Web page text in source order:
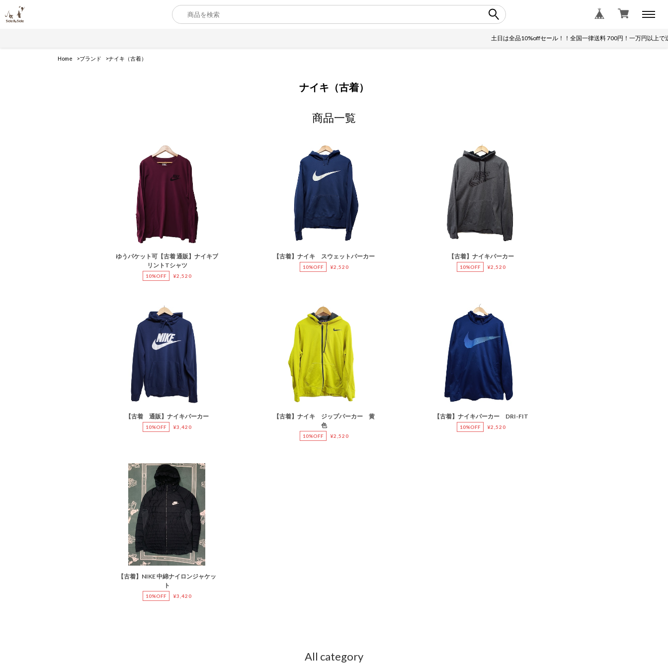
土日は全品10%offセール！！全国一律送料 700円！一万円以上で送
Home ブランド ナイキ（古着）
ナイキ（古着）
商品一覧
ゆうパケット可【古着 通販】ナイキプ
リントTシャツ
10%OFF ¥2,520
【古着】ナイキ スウェットパーカー
10%OFF ¥2,520
【古着】ナイキパーカー
10%OFF ¥2,520
【古着 通販】ナイキパーカー
10%OFF ¥3,420
【古着】ナイキ ジップパーカー 黄
色
10%OFF ¥2,520
【古着】ナイキパーカー DRI-FIT
10%OFF ¥2,520
【古着】NIKE 中綿ナイロンジャケッ
ト
10%OFF ¥3,420
All category